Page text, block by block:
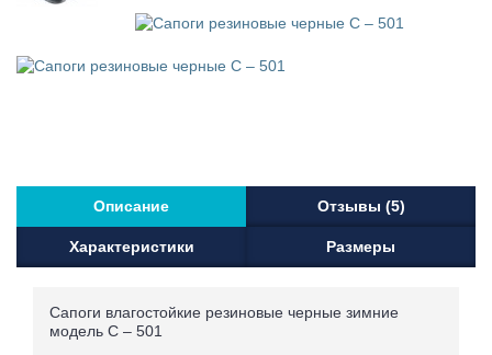
Описание Отзывы (5)
Характеристики Размеры
Сапоги влагостойкие резиновые черные зимние
модель С – 501